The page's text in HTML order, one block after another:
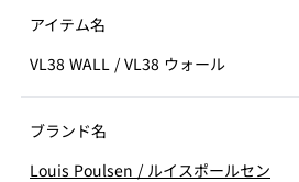
アイテム名
VL38 WALL / VL38 ウォール
ブランド名
Louis Poulsen / ルイスポールセン